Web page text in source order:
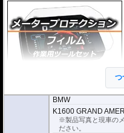
ーパークリアとアンチグレア)が入
利用いただけます。
つ
BMW
K1600 GRAND
※製品写真と現車の
ださい。